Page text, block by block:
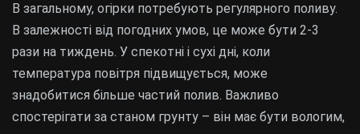
В загальному, огірки потребують регулярного поливу.
В залежності від погодних умов, це може бути 2-3
рази на тиждень. У спекотні і сухі дні, коли
температура повітря підвищується, може
знадобитися більше частий полив. Важливо
спостерігати за станом грунту – він має бути вологим,